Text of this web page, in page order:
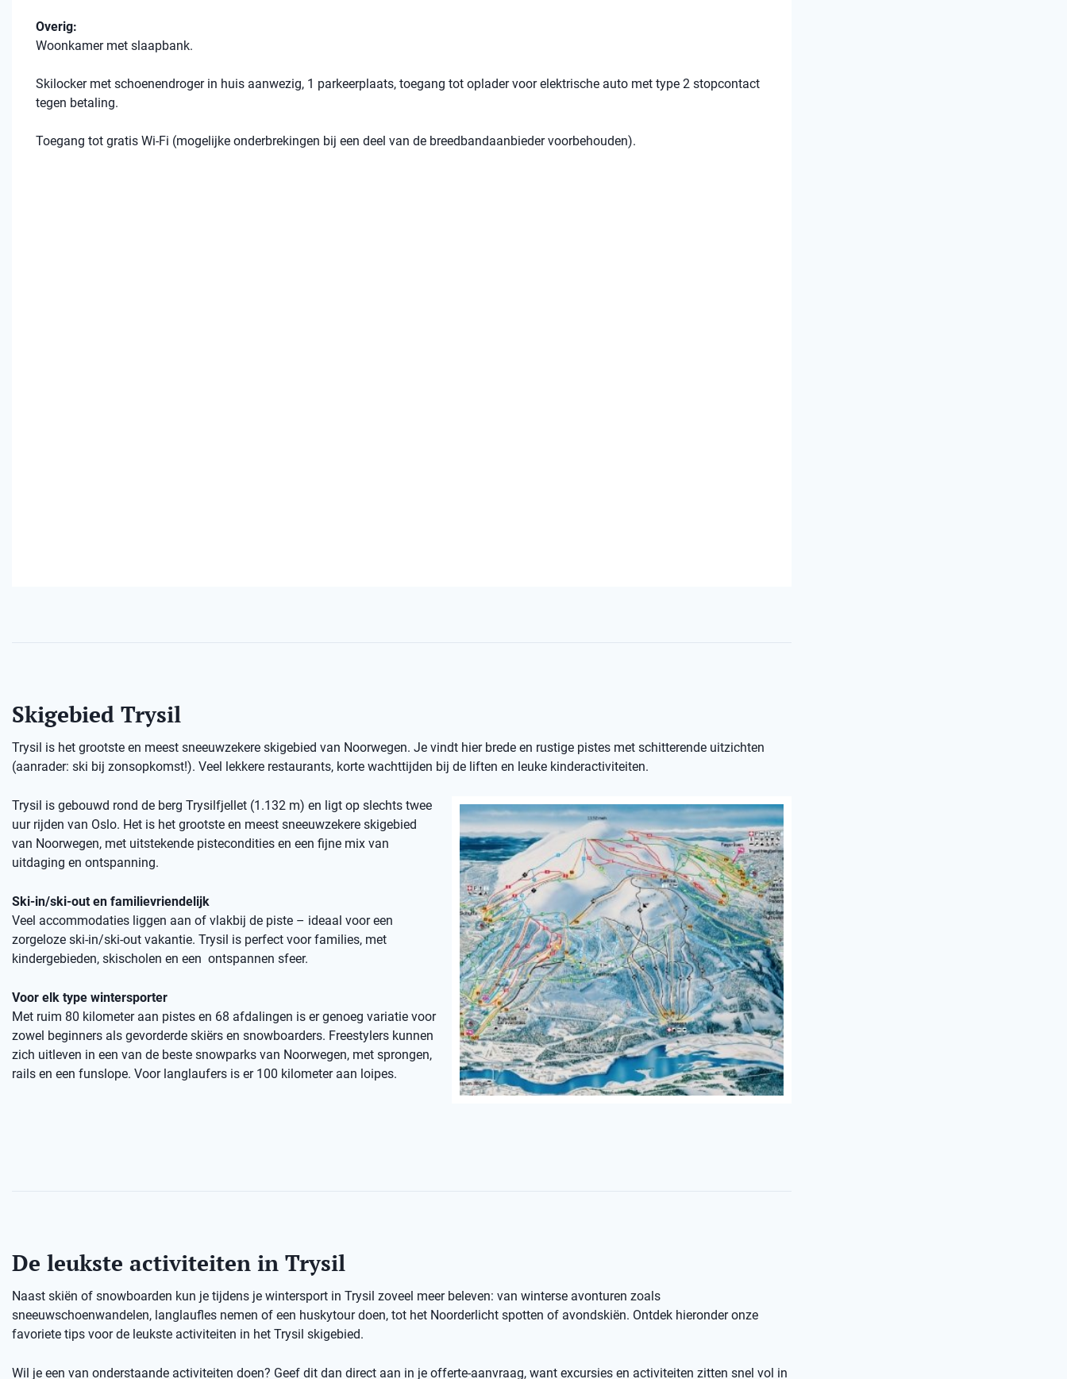
Overig:
Woonkamer met slaapbank.
Skilocker met schoenendroger in huis aanwezig, 1 parkeerplaats, toegang tot oplader voor elektrische auto met type 2 stopcontact
tegen betaling.
Toegang tot gratis Wi-Fi (mogelijke onderbrekingen bij een deel van de breedbandaanbieder voorbehouden).
Skigebied Trysil
Trysil is het grootste en meest sneeuwzekere skigebied van Noorwegen. Je vindt hier brede en rustige pistes met schitterende uitzichten
(aanrader: ski bij zonsopkomst!). Veel lekkere restaurants, korte wachttijden bij de liften en leuke kinderactiviteiten.
Trysil is gebouwd rond de berg Trysilfjellet (1.132 m) en ligt op slechts twee
uur rijden van Oslo. Het is het grootste en meest sneeuwzekere skigebied
van Noorwegen, met uitstekende pistecondities en een fijne mix van
uitdaging en ontspanning.
Ski-in/ski-out en familievriendelijk
Veel accommodaties liggen aan of vlakbij de piste – ideaal voor een
zorgeloze ski-in/ski-out vakantie. Trysil is perfect voor families, met
kindergebieden, skischolen en een ontspannen sfeer.
Voor elk type wintersporter
Met ruim 80 kilometer aan pistes en 68 afdalingen is er genoeg variatie voor
zowel beginners als gevorderde skiërs en snowboarders. Freestylers kunnen
zich uitleven in een van de beste snowparks van Noorwegen, met sprongen,
rails en een funslope. Voor langlaufers is er 100 kilometer aan loipes.
De leukste activiteiten in Trysil
Naast skiën of snowboarden kun je tijdens je wintersport in Trysil zoveel meer beleven: van winterse avonturen zoals
sneeuwschoenwandelen, langlaufles nemen of een huskytour doen, tot het Noorderlicht spotten of avondskiën. Ontdek hieronder onze
favoriete tips voor de leukste activiteiten in het Trysil skigebied.
Wil je een van onderstaande activiteiten doen? Geef dit dan direct aan in je offerte-aanvraag, want excursies en activiteiten zitten snel vol in